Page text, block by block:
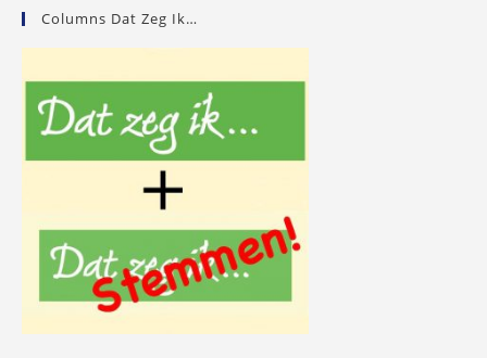
Columns Dat Zeg Ik…